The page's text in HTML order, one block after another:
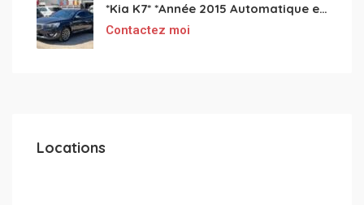
*Kia K7* *Année 2015 Automatique essence ⛽️ 4 cylindres 2.0
Contactez moi
Locations